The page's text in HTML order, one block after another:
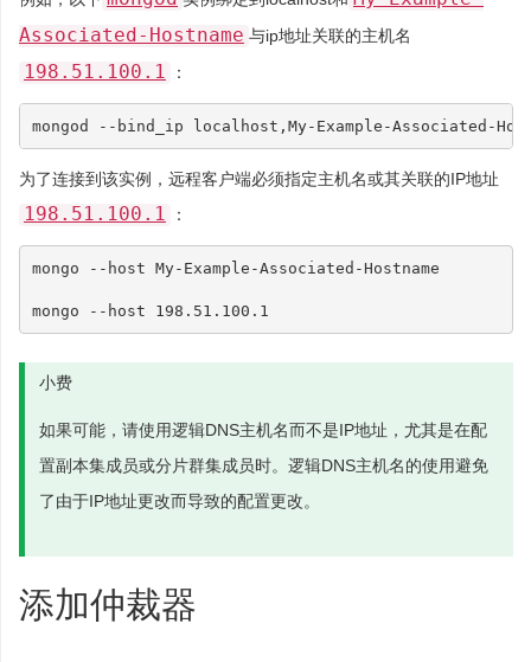
Associated-Hostname 与ip地址关联的主机名
198.51.100.1 ：
为了连接到该实例，远程客户端必须指定主机名或其关联的IP地址
198.51.100.1 ：
mongo --host My-Example-Associated-Hostname
小费
如果可能，请使用逻辑DNS主机名而不是IP地址，尤其是在配
置副本集成员或分片群集成员时。逻辑DNS主机名的使用避免
了由于IP地址更改而导致的配置更改。
添加仲裁器